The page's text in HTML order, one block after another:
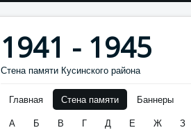
1941 - 1945
Стена памяти Кусинского района
Главная Стена памяти Баннеры
А
Б В Г Д Е Ж З